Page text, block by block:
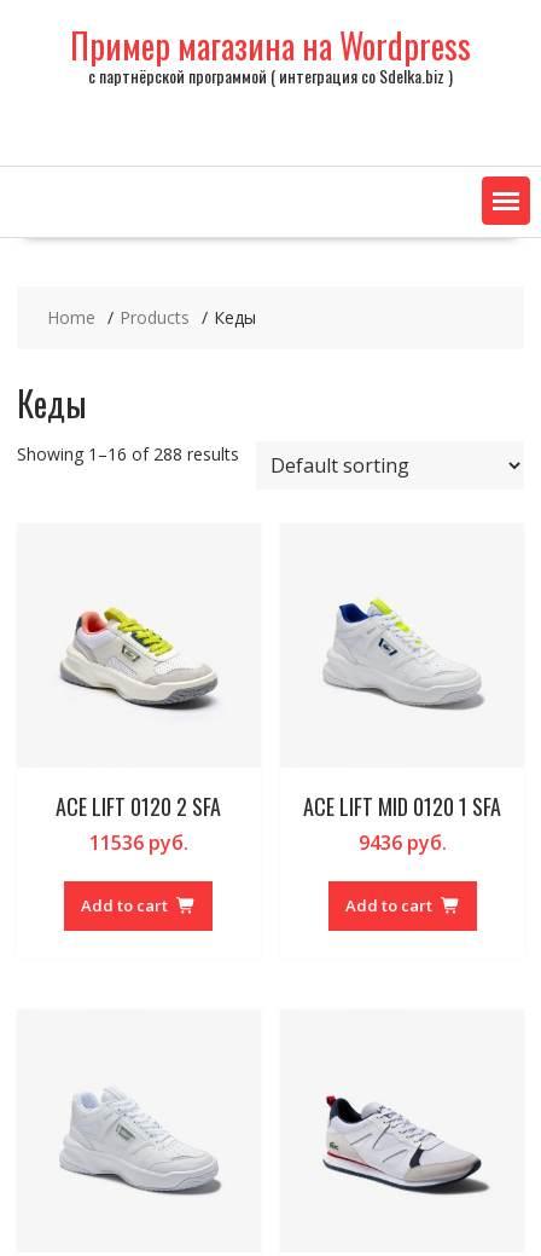
Пример магазина на Wordpress
с партнёрской программой ( интеграция со Sdelka.biz )
Home Products Кеды
Кеды
Showing 1–16 of 288 results
ACE LIFT 0120 2 SFA
11536руб.
Add to cart
ACE LIFT MID 0120 1 SFA
9436руб.
Add to cart